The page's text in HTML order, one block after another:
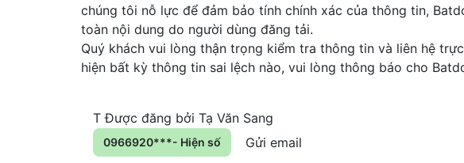
chúng tôi nỗ lực để đảm bảo tính chính xác của thông tin,
toàn nội dung do người dùng đăng tải.
Quý khách vui lòng thận trọng kiểm tra thông tin và liên hệ
hiện bất kỳ thông tin sai lệch nào, vui lòng thông báo cho
T Được đăng bởi Tạ Văn Sang
0966920***- Hiện số
Gửi email